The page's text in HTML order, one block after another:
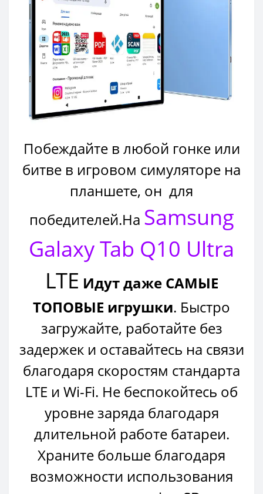
Побеждайте в любой гонке или
битве в игровом симуляторе на
планшете, он для
победителей.На Samsung
Galaxy Tab Q10 Ultra
LTE Идут даже САМЫЕ
ТОПОВЫЕ игрушки. Быстро
загружайте, работайте без
задержек и оставайтесь на связи
благодаря скоростям стандарта
LTE и Wi-Fi. Не беспокойтесь об
уровне заряда благодаря
длительной работе батареи.
Храните больше благодаря
возможности использования